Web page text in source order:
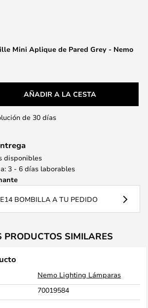
Mini Aplique de Pared Grey - Nemo
AÑADIR A LA CESTA
de 30 días
disponibles
3 - 6 días laborables
BOMBILLA A TU PEDIDO
PRODUCTOS SIMILARES
Nemo Lighting Lámparas
70019584